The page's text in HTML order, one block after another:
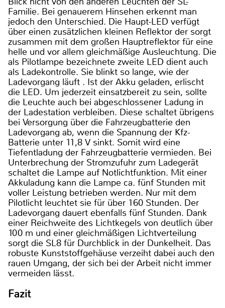
Familie. Bei genauerem Hinsehen erkennt man
jedoch den Unterschied. Die Haupt-LED verfügt
über einen zusätzlichen kleinen Reflektor der sorgt
zusammen mit dem großen Hauptreflektor für eine
helle und vor allem gleichmäßige Ausleuchtung. Die
als Pilotlampe bezeichnete zweite LED dient auch
als Ladekontrolle. Sie blinkt so lange, wie der
Ladevorgang läuft . Ist der Akku geladen, erlischt
die LED. Um jederzeit einsatzbereit zu sein, sollte
die Leuchte auch bei abgeschlossener Ladung in
der Ladestation verbleiben. Diese schaltet übrigens
bei Versorgung über die Fahrzeugbatterie den
Ladevorgang ab, wenn die Spannung der Kfz-
Batterie unter 11,8 V sinkt. Somit wird eine
Tiefentladung der Fahrzeugbatterie vermieden. Bei
Unterbrechung der Stromzufuhr zum Ladegerät
schaltet die Lampe auf Notlichtfunktion. Mit einer
Akkuladung kann die Lampe ca. fünf Stunden mit
voller Leistung betrieben werden. Nur mit dem
Pilotlicht leuchtet sie für über 160 Stunden. Der
Ladevorgang dauert ebenfalls fünf Stunden. Dank
einer Reichweite des Lichtkegels von deutlich über
100 m und einer gleichmäßigen Lichtverteilung
sorgt die SL8 für Durchblick in der Dunkelheit. Das
robuste Kunststoffgehäuse verzeiht dabei auch den
rauen Umgang, der sich bei der Arbeit nicht immer
vermeiden lässt.
Fazit